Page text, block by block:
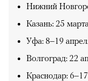
Нижний
Казань: 25
Уфа: 8–19
Волгоград: 22
Краснодар: